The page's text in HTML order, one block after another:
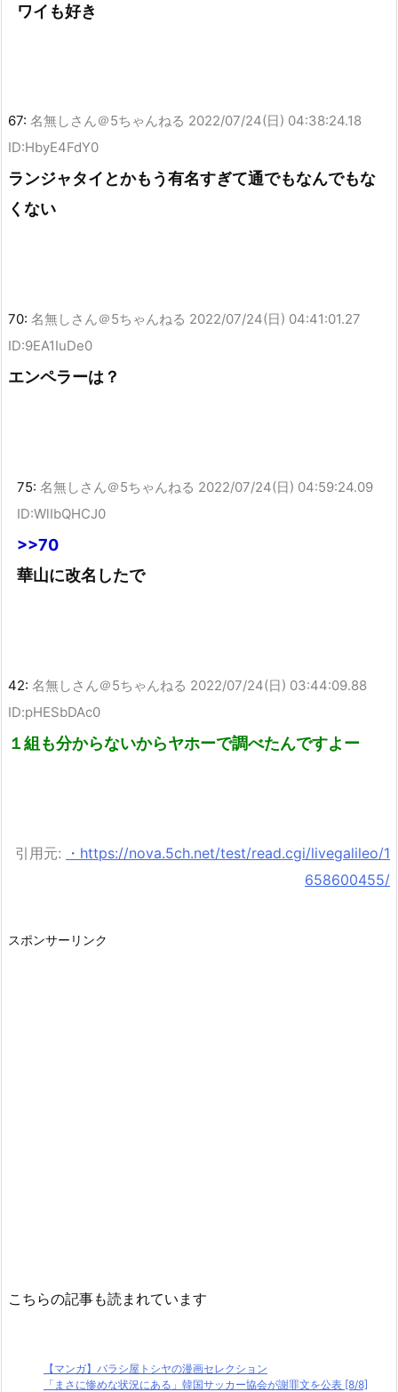
ワイも好き
67: 名無しさん＠5ちゃんねる 2022/07/24(日) 04:38:24.18
ID:HbyE4FdY0
ランジャタイとかもう有名すぎて通でもなんでもな
くない
70: 名無しさん＠5ちゃんねる 2022/07/24(日) 04:41:01.27
ID:9EA1IuDe0
エンペラーは？
75: 名無しさん＠5ちゃんねる 2022/07/24(日) 04:59:24.09
ID:WlIbQHCJ0
>>70
華山に改名したで
42: 名無しさん＠5ちゃんねる 2022/07/24(日) 03:44:09.88
ID:pHESbDAc0
１組も分からないからヤホーで調べたんですよー
引用元:
・https://nova.5ch.net/test/read.cgi/livegalileo/1
658600455/
スポンサーリンク
こちらの記事も読まれています
【マンガ】バラシ屋トシヤの漫画セレクション
「まさに惨めな状況にある」韓国サッカー協会が謝罪文を公表 [8/8]